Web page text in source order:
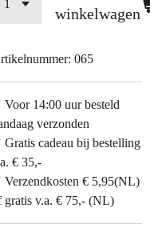
winkelwagen
065
Voor 14:00 uur besteld
verzonden
Gratis cadeau bij bestelling
€ 35,-
Verzendkosten € 5,95(NL)
gratis v.a. € 75,- (NL)